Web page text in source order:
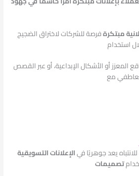
مبتكرةفرصة للشركات لاختراق الضجيج
استخدام
المعزز أو الأشكال الإبداعية، أو عبر القصص
مع
يعد جوهريًا فيالإعلانات التسويقية
تصميمات